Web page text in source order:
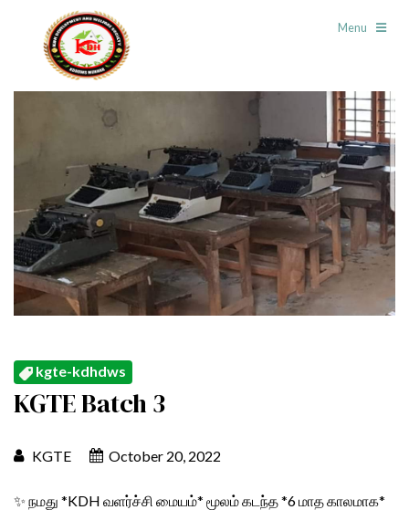
Menu
kgte-kdhdws
KGTE Batch 3
KGTE October 20, 2022
✨ நமது *KDH வளர்ச்சி மையம்* மூலம் கடந்த *6 மாத காலமாக*